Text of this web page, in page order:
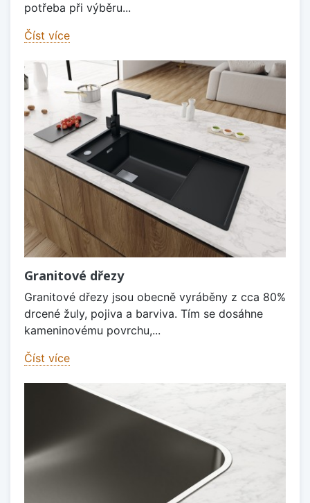
potřeba při výběru...
Číst více
Granitové dřezy
Granitové dřezy jsou obecně vyráběny z cca 80%
drcené žuly, pojiva a barviva. Tím se dosáhne
kameninovému povrchu,...
Číst více